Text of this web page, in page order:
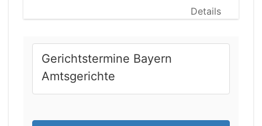
Details
Gerichtstermine Bayern
Amtsgerichte